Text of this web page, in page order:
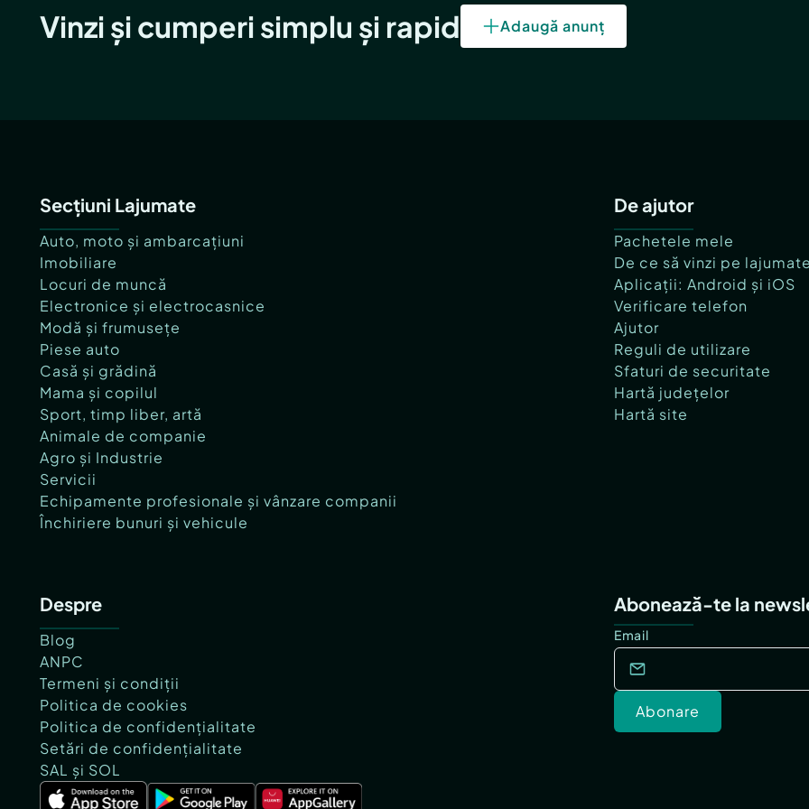
Vinzi și cumperi simplu și rapid Adaugă anunț
Secțiuni Lajumate
Auto, moto și ambarcațiuni
Imobiliare
Locuri de muncă
Electronice și electrocasnice
Modă și frumusețe
Piese auto
Casă și grădină
Mama și copilul
Sport, timp liber, artă
Animale de companie
Agro și Industrie
Servicii
Echipamente profesionale și vânzare companii
Închiriere bunuri și vehicule
De ajutor
Pachetele mele
De ce să vinzi pe
Aplicații: Android și iOS
Verificare telefon
Ajutor
Reguli de utilizare
Sfaturi de securitate
Hartă județelor
Hartă site
Despre
Blog
ANPC
Termeni și condiții
Politica de cookies
Politica de confidențialitate
Setări de confidențialitate
SAL și SOL
Abonează-te la
Email
Abonare